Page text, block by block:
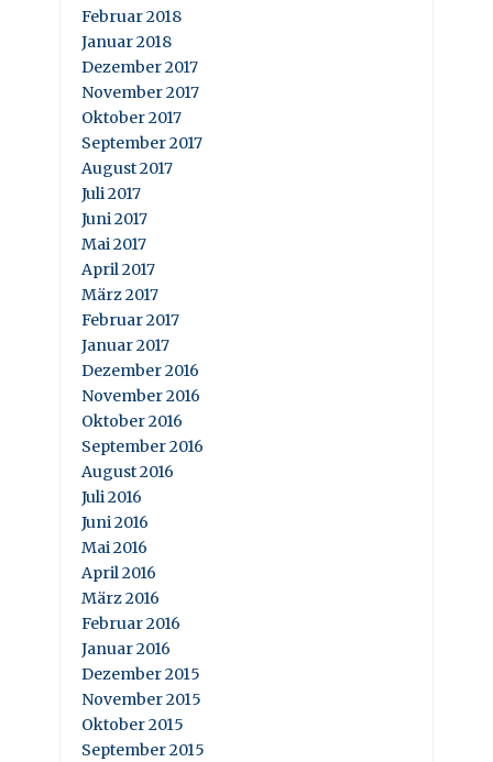
Februar 2018
Januar 2018
Dezember 2017
November 2017
Oktober 2017
September 2017
August 2017
Juli 2017
Juni 2017
Mai 2017
April 2017
März 2017
Februar 2017
Januar 2017
Dezember 2016
November 2016
Oktober 2016
September 2016
August 2016
Juli 2016
Juni 2016
Mai 2016
April 2016
März 2016
Februar 2016
Januar 2016
Dezember 2015
November 2015
Oktober 2015
September 2015